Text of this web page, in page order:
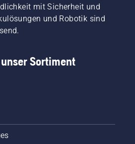
mit Sicherheit und
und Robotik sind
Sortiment